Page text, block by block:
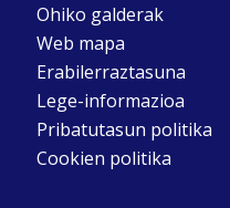
Ohiko galderak
Web mapa
Erabilerraztasuna
Lege-informazioa
Pribatutasun politika
Cookien politika